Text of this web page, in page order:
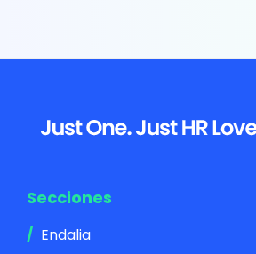
Footer
Secciones
Endalia